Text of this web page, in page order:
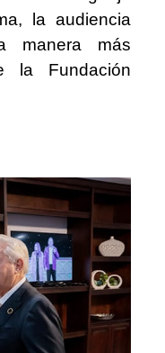
la audiencia
manera más
la Fundación